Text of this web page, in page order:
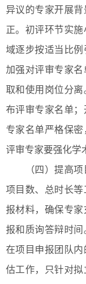
异议的专家开展
正。初评环节实
域逐步按适当比
加强对评审专家
取和使用岗位分
布评审专家名单
专家名单严格保密
评审专家要强化学
（四）提高项
项目数、总时长
报材料，确保专
报和质询答辩时
在项目申报团队
估工作，只针对